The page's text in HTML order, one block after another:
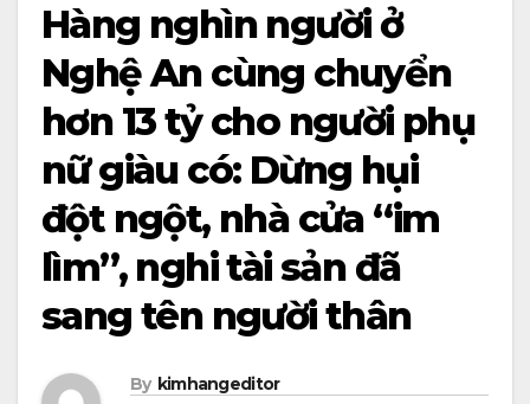
Hàng nghìn người ở
Nghệ An cùng chuyển
hơn 13 tỷ cho người phụ
nữ giàu có: Dừng hụi
đột ngột, nhà cửa “im
lìm”, nghi tài sản đã
sang tên người thân
By kimhangeditor